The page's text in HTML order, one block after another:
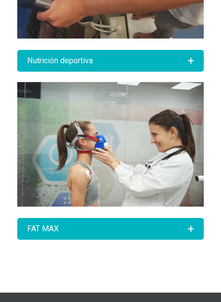
Nutrición deportiva
FAT MAX